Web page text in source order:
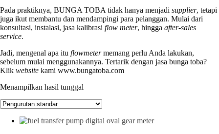
Pada praktiknya, BUNGA TOBA tidak hanya menjadi supplier, tetapi
juga ikut membantu dan mendampingi para pelanggan. Mulai dari
konsultasi, instalasi, jasa kalibrasi flow meter, hingga after-sales
service.
Jadi, mengenal apa itu flowmetermemang perlu Anda lakukan,
sebelum mulai menggunakannya. Tertarik dengan jasa bunga toba?
Klik website kami www.bungatoba.com
Menampilkan hasil tunggal